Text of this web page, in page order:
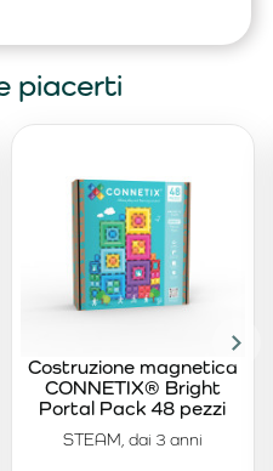
piacerti
STEAM, dai 3 anni
Costruzione magnetica
CONNETIX® Bright
Portal Pack 48 pezzi